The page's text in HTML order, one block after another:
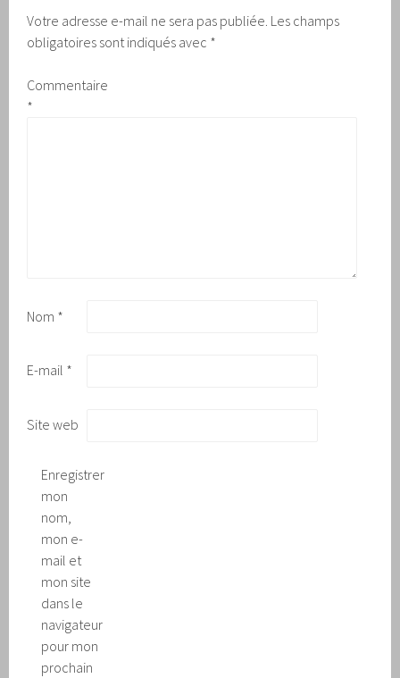
Votre adresse e-mail ne sera pas publiée. Les champs
obligatoires sont indiqués avec *
Commentaire
*
Nom *
E-mail *
Site web
Enregistrer
mon
nom,
mon e-
mail et
mon site
dans le
navigateur
pour mon
prochain